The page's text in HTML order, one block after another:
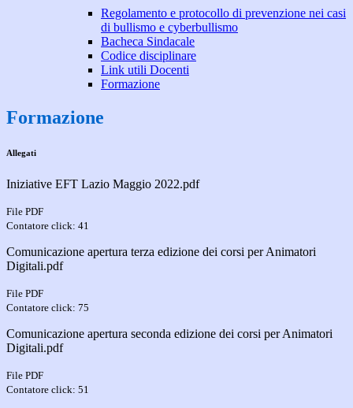
Regolamento e protocollo di prevenzione nei casi
di bullismo e cyberbullismo
Bacheca Sindacale
Codice disciplinare
Link utili Docenti
Formazione
Formazione
Allegati
Iniziative EFT Lazio Maggio 2022.pdf
File PDF
Contatore click: 41
Comunicazione apertura terza edizione dei corsi per Animatori
Digitali.pdf
File PDF
Contatore click: 75
Comunicazione apertura seconda edizione dei corsi per Animatori
Digitali.pdf
File PDF
Contatore click: 51